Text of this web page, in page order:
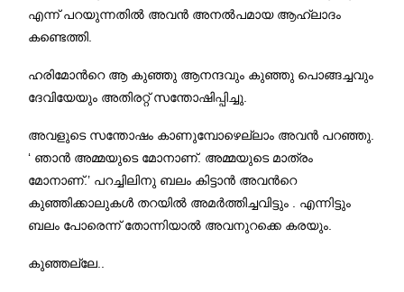
എന്ന് പറയുന്നതില്‍ അവന്‍ അനല്‍പമായ ആഹ്ലാദം
കണ്ടെത്തി
ഹരിമോന്‍റെ ആ കുഞ്ഞു ആനന്ദവും കുഞ്ഞു പൊങ്ങച്ചവും
ദേവിയേയും അതിരറ്റ് സന്തോഷിപ്പിച്ചു
അവളുടെ സന്തോഷം കാണുമ്പോഴെല്ലാം അവന്‍ പറഞ്ഞു
‘ ഞാന്‍ അമ്മയുടെ മോനാണ്. അമ്മയുടെ മാത്രം
മോനാണ്.’ പറച്ചിലിനു ബലം കിട്ടാന്‍ അവന്‍റെ
കുഞ്ഞിക്കാലുകള്‍ തറയില്‍ അമര്‍ത്തിച്ചവിട്ടും
എന്നിട്ടും
ബലം പോരെന്ന് തോന്നിയാല്‍ അവനുറക്കെ കരയും
കുഞ്ഞല്ലേ